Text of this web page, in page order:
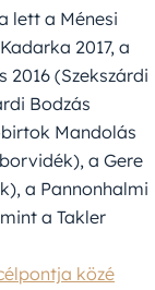
lett a Ménesi
2017, a
2016 (Szekszárdi
Bodzás
Mandolás
a Gere
a Pannonhalmi
a Takler
közé